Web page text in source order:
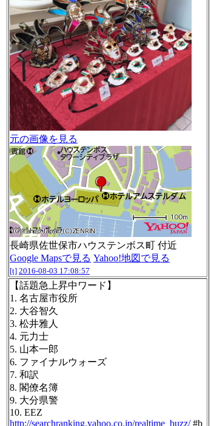
元の画像を見る
長崎県佐世保市ハウステンボス町 付近
Google Mapsで見る Yahoo!地図で見る
[t] 2016-08-03 17:08:57
【話題急上昇中ワード】
1. 名古屋市役所
2. 大谷智久
3. 松井雅人
4. 元力士
5. 山本一郎
6. ファイナルウォーズ
7. 和訳
8. 閣僚名簿
9. 大分県警
10. EEZ
http://searchranking.yahoo.co.jp/realtime_buzz/#b